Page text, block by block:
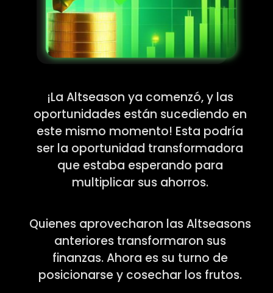
¡La Altseason ya comenzó, y las
oportunidades están sucediendo en
este mismo momento! Esta podría
ser la oportunidad transformadora
que estaba esperando para
multiplicar sus ahorros.
Quienes aprovecharon las Altseasons
anteriores transformaron sus
finanzas. Ahora es su turno de
posicionarse y cosechar los frutos.